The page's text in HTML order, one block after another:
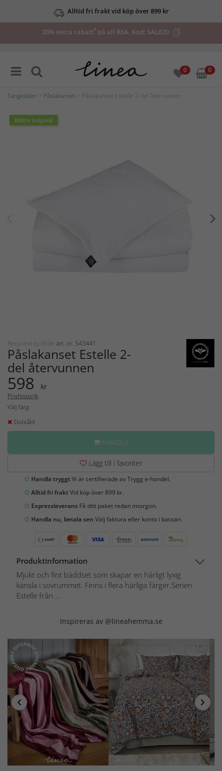
Alltid fri frakt vid köp över 899 kr
20% extra rabatt*på all REA. Kod: SALE20
0 0
Sängkläder Påslakanset > Påslakanset Estelle 2-del återvunnen
Bättre miljöval
Recycled by Wille art. nr: 543441
Påslakanset Estelle 2-
del återvunnen
598 kr
Prishistorik
Välj färg
Slutsåld
HANDLA
Lägg till i favoriter
Handla tryggtVi är certifierade av Trygg e-handel.
Alltid fri fraktVid köp över 899 kr.
Expressleverans Få ditt paket redan imorgon.
Handla nu, betala sen Välj faktura eller konto i kassan.
Produktinformation
Mjukt och fint bäddset som skapar en härligt lyxig
känsla i sovrummet. Finns i flera härliga färger.Serien
Estelle från ...
Inspireras av @lineahemma.se